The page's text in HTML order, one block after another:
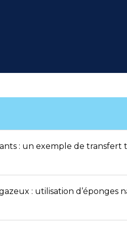
: un exemple de transfert
: utilisation d’éponges